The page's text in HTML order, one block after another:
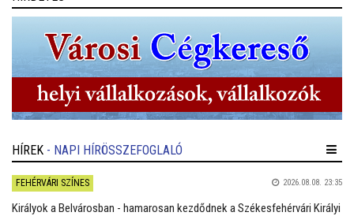
HÍREK - NAPI HÍRÖSSZEFOGLALÓ
FEHÉRVÁRI SZÍNES 2026.08.08. 23:35
Királyok a Belvárosban - hamarosan kezdődnek a Székesfehérvári Királyi